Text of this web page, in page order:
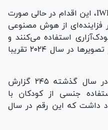
به گفته بنیاد دیده‌بان اینترنت IWF، این اقدام در حالی صورت
فزاینده‌ای از هوش مصنوعی
استفاده می‌کنند و
گزارش‌های مربوط به این‌گونه از تصویر‌ها در سال ۲۰۲۴ تقریبا
این گزارش نشان می‌دهد که در سال گذشته ۲۴۵ گزارش
جنسی از کودکان با
داشت که این رقم در سال